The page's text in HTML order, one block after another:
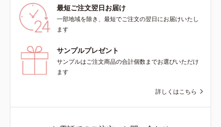
最短ご注文翌日お届け
一部地域を除き、最短でご注文の翌日にお届けいたし
ます
サンプルプレゼント
サンプルはご注文商品の合計個数までお選びいただけ
ます
詳しくはこちら